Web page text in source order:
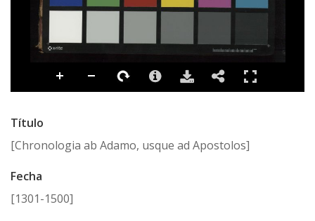
Título
[Chronologia ab Adamo, usque ad Apostolos]
Fecha
[1301-1500]